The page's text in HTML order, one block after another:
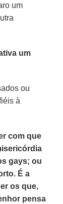
um
um
ou
à
com que
gays; ou
É a
os que,
pensa